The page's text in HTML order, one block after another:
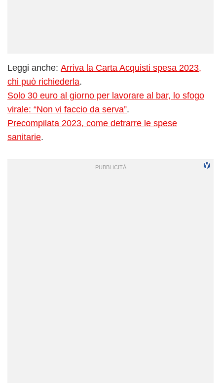
Leggi anche: Arriva la Carta Acquisti spesa 2023,
chi può richiederla.
Solo 30 euro al giorno per lavorare al bar, lo sfogo
virale: “Non vi faccio da serva”.
Precompilata 2023, come detrarre le spese
sanitarie.